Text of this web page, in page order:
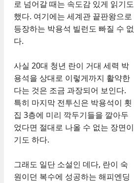
로 넘어갈 때는 속도감 있게 읽기도
했다. 여기에는 세계관 끝판왕으로
등장하는 박용석 빌런도 빠질 수 없
다.
사실 20대 청년 란이 거대 세력 박
용석을 상대로 이렇게까지 활약한
다는 것은 조금 과장되어 보인다.
특히 마지막 전투신은 박용석이 횟
집 3층에 미리 깍두기들을 깔아두
었다면 절대로 나올 수 없는 장면이
기도 하다.
그래도 일단 소설인 데다, 란이 숙
원이던 복수에 성공하는 해피엔딩